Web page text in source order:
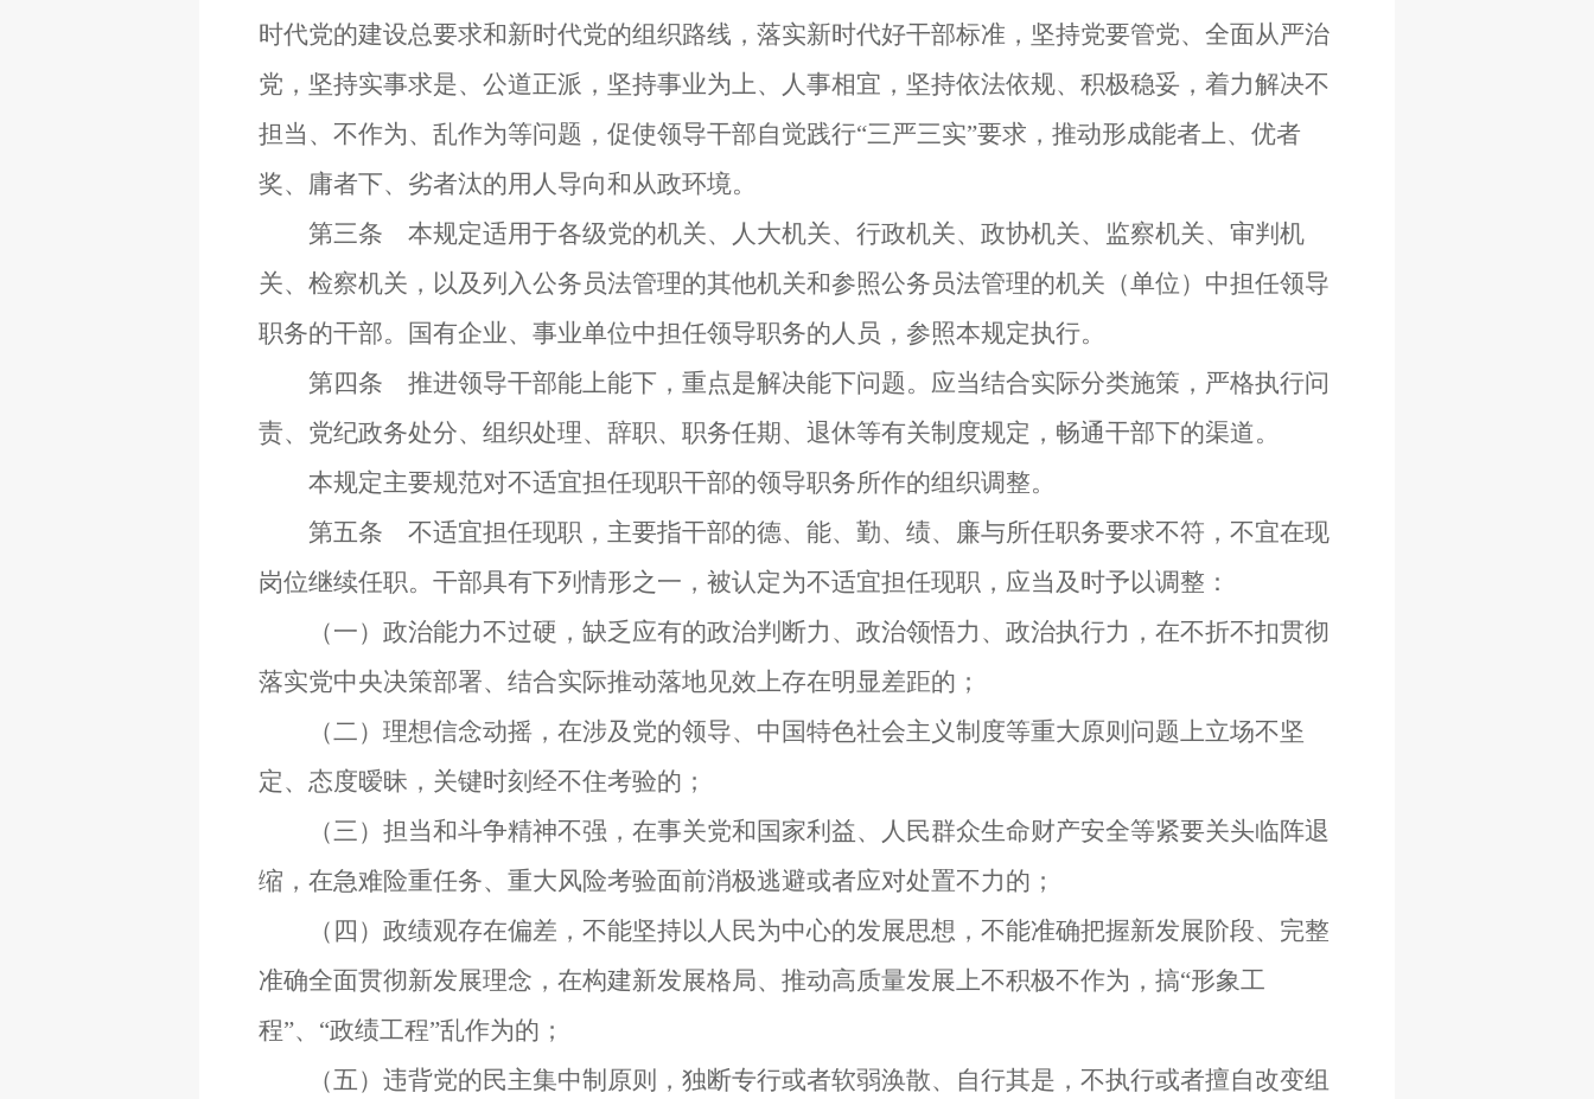
时代党的建设总要求和新时代党的组织路线，落实新时代好干部标准，坚持党要管党、全面从严治
党，坚持实事求是、公道正派，坚持事业为上、人事相宜，坚持依法依规、积极稳妥，着力解决不
担当、不作为、乱作为等问题，促使领导干部自觉践行“三严三实”要求，推动形成能者上、优者
奖、庸者下、劣者汰的用人导向和从政环境。
第三条 本规定适用于各级党的机关、人大机关、行政机关、政协机关、监察机关、审判机
关、检察机关，以及列入公务员法管理的其他机关和参照公务员法管理的机关（单位）中担任领导
职务的干部。国有企业、事业单位中担任领导职务的人员，参照本规定执行。
第四条 推进领导干部能上能下，重点是解决能下问题。应当结合实际分类施策，严格执行问
责、党纪政务处分、组织处理、辞职、职务任期、退休等有关制度规定，畅通干部下的渠道。
本规定主要规范对不适宜担任现职干部的领导职务所作的组织调整。
第五条 不适宜担任现职，主要指干部的德、能、勤、绩、廉与所任职务要求不符，不宜在现
岗位继续任职。干部具有下列情形之一，被认定为不适宜担任现职，应当及时予以调整：
（一）政治能力不过硬，缺乏应有的政治判断力、政治领悟力、政治执行力，在不折不扣贯彻
落实党中央决策部署、结合实际推动落地见效上存在明显差距的；
（二）理想信念动摇，在涉及党的领导、中国特色社会主义制度等重大原则问题上立场不坚
定、态度暧昧，关键时刻经不住考验的；
（三）担当和斗争精神不强，在事关党和国家利益、人民群众生命财产安全等紧要关头临阵退
缩，在急难险重任务、重大风险考验面前消极逃避或者应对处置不力的；
（四）政绩观存在偏差，不能坚持以人民为中心的发展思想，不能准确把握新发展阶段、完整
准确全面贯彻新发展理念，在构建新发展格局、推动高质量发展上不积极不作为，搞“形象工
程”、“政绩工程”乱作为的；
（五）违背党的民主集中制原则，独断专行或者软弱涣散、自行其是，不执行或者擅自改变组